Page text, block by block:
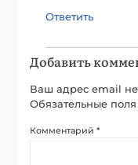
Ответить
Добавить
Ваш адрес email не
Обязательные
Комментарий*